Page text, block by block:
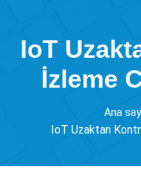
IoT
İzleme
Ana
IoT Uzaktan